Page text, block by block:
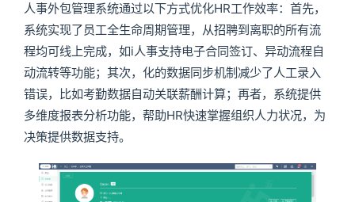
人事外包管理系统通过以下方式优化HR工作效率：首先，
系统实现了员工全生命周期管理，从招聘到离职的所有流
程均可线上完成，如i人事支持电子合同签订、异动流程自
动流转等功能；其次，化的数据同步机制减少了人工录入
错误，比如考勤数据自动关联薪酬计算；再者，系统提供
多维度报表分析功能，帮助HR快速掌握组织人力状况，为
决策提供数据支持。